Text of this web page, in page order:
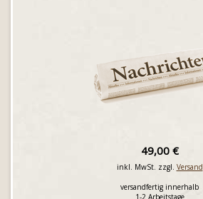
49,00 €
inkl. MwSt. zzgl. Versand
versandfertig innerhalb
1-2 Arbeitstage